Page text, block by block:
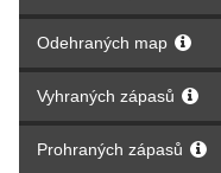
Odehraných map
Vyhraných zápasů
Prohraných zápasů